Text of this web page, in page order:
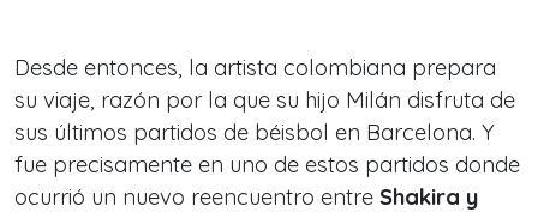
Desde entonces, la artista colombiana prepara
su viaje, razón por la que su hijo Milán disfruta de
sus últimos partidos de béisbol en Barcelona. Y
fue precisamente en uno de estos partidos donde
ocurrió un nuevo reencuentro entre Shakira y